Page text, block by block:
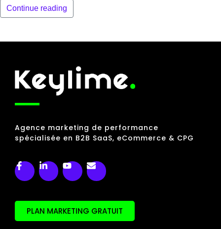
Continue reading
Agence marketing de performance
spécialisée en B2B SaaS, eCommerce & CPG
PLAN MARKETING GRATUIT